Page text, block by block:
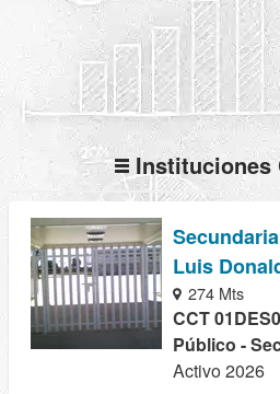
Instituciones
Luis
274 Mts
CCT
Público -
Activo 2026